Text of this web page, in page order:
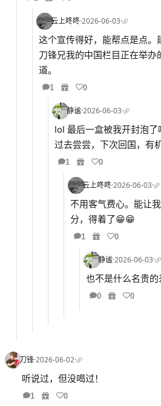
云上咚咚·2026-06-03·
这个宣传得好，能帮点是点。
刀锋兄我的中国栏目正在举
道。
1 0
静谧·2026-06-03·
lol 最后一盒被我开封泡
过去尝尝，下次回国，有
1 0
云上咚咚·2026-06-03·
不用客气费心。能让
分，得着了😁😁
1 0
静谧·2026-06-03·
也不是什么名贵的
0 0
刀锋·2026-06-02·
听说过，但没喝过！
1 0